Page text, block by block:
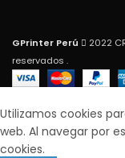
GPrinter Perú 2022
reservados .
Utilizamos cookies
web. Al navegar por
cookies.